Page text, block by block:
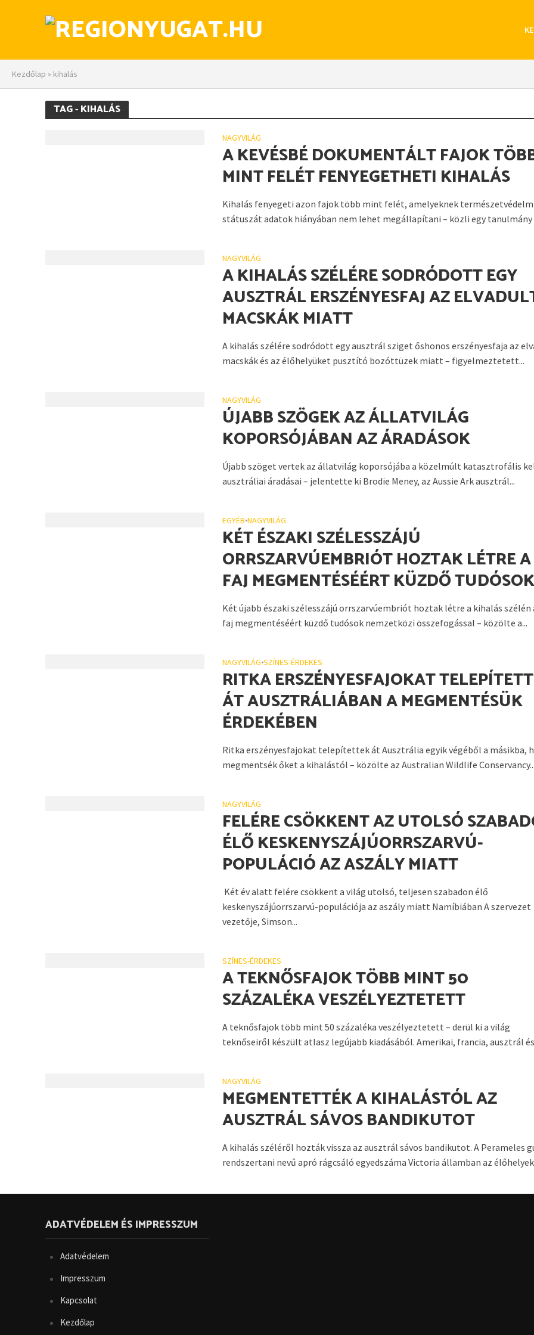
Kezdőlap » kihalás
TAG - KIHALÁS
NAGYVILÁG
A KEVÉSBÉ DOKUMENTÁLT FAJOK
MINT FELÉT FENYEGETHETI KIHALÁS
Kihalás fenyegeti azon fajok több mint felét, amelyeknek
státuszát adatok hiányában nem lehet megállapítani – közli egy tanulmány
NAGYVILÁG
A KIHALÁS SZÉLÉRE SODRÓDOTT EGY
AUSZTRÁL ERSZÉNYESFAJ AZ
MACSKÁK MIATT
A kihalás szélére sodródott egy ausztrál sziget őshonos erszényesfaja az
macskák és az élőhelyüket pusztító bozóttüzek miatt – figyelmeztetett...
NAGYVILÁG
ÚJABB SZÖGEK AZ ÁLLATVILÁG
KOPORSÓJÁBAN AZ ÁRADÁSOK
Újabb szöget vertek az állatvilág koporsójába a közelmúlt katasztrofális
ausztráliai áradásai – jelentette ki Brodie Meney, az Aussie Ark ausztrál...
EGYÉB•NAGYVILÁG
KÉT ÉSZAKI SZÉLESSZÁJÚ
ORRSZARVÚEMBRIÓT HOZTAK LÉTRE A
FAJ MEGMENTÉSÉÉRT KÜZDŐ TUDÓSOK
Két újabb északi szélesszájú orrszarvúembriót hoztak létre a kihalás szélén
faj megmentéséért küzdő tudósok nemzetközi összefogással – közölte a...
NAGYVILÁG•SZÍNES-ÉRDEKES
RITKA ERSZÉNYESFAJOKAT
ÁT AUSZTRÁLIÁBAN A MEGMENTÉSÜK
ÉRDEKÉBEN
Ritka erszényesfajokat telepítettek át Ausztrália egyik végéből a másikba,
megmentsék őket a kihalástól – közölte az Australian Wildlife Conservancy...
NAGYVILÁG
FELÉRE CSÖKKENT AZ UTOLSÓ
ÉLŐ KESKENYSZÁJÚORRSZARVÚ-
POPULÁCIÓ AZ ASZÁLY MIATT
Két év alatt felére csökkent a világ utolsó, teljesen szabadon élő
keskenyszájúorrszarvú-populációja az aszály miatt Namíbiában A szervezet
vezetője, Simson...
SZÍNES-ÉRDEKES
A TEKNŐSFAJOK TÖBB MINT 50
SZÁZALÉKA VESZÉLYEZTETETT
A teknősfajok több mint 50 százaléka veszélyeztetett – derül ki a világ
teknőseiről készült atlasz legújabb kiadásából. Amerikai, francia, ausztrál
NAGYVILÁG
MEGMENTETTÉK A KIHALÁSTÓL AZ
AUSZTRÁL SÁVOS BANDIKUTOT
A kihalás széléről hozták vissza az ausztrál sávos bandikutot. A Perameles
rendszertani nevű apró rágcsáló egyedszáma Victoria államban az
ADATVÉDELEM ÉS IMPRESSZUM
Adatvédelem
Impresszum
Kapcsolat
Kezdőlap